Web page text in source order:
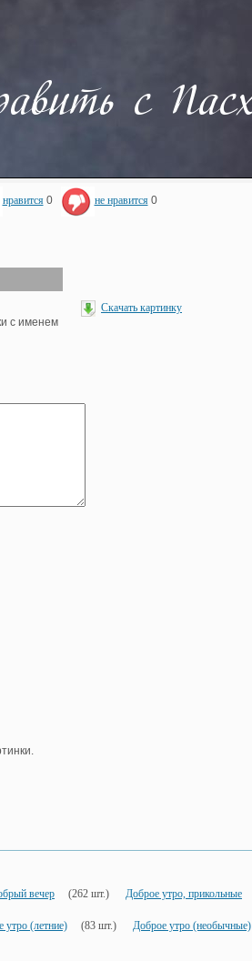
нравится 0 не нравится 0
с именем
Скачать картинку
вечер (262 шт.) Доброе утро, прикольные
утро (летние) (83 шт.) Доброе утро (необычные)